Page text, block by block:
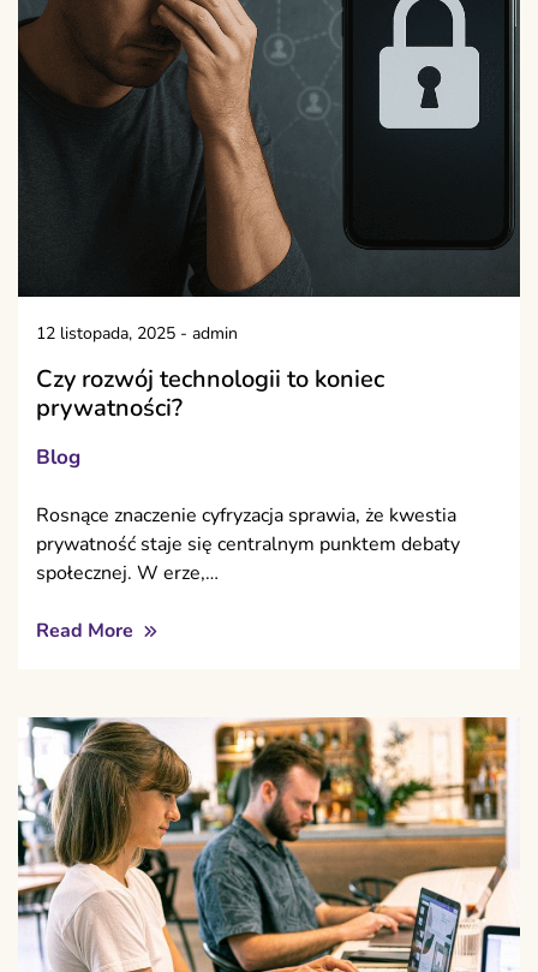
12 listopada, 2025 - admin
Czy rozwój technologii to koniec
prywatności?
Blog
Rosnące znaczenie cyfryzacja sprawia, że kwestia
prywatność staje się centralnym punktem debaty
społecznej. W erze,…
Read More